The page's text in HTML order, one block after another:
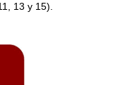
13 y 15).